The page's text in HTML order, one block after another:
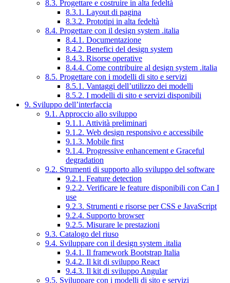
8.3. Progettare e costruire in alta fedeltà
8.3.1. Layout di pagina
8.3.2. Prototipi in alta fedeltà
8.4. Progettare con il design system .italia
8.4.1. Documentazione
8.4.2. Benefici del design system
8.4.3. Risorse operative
8.4.4. Come contribuire al design system .italia
8.5. Progettare con i modelli di sito e servizi
8.5.1. Vantaggi dell’utilizzo dei modelli
8.5.2. I modelli di sito e servizi disponibili
9. Sviluppo dell’interfaccia
9.1. Approccio allo sviluppo
9.1.1. Attività preliminari
9.1.2. Web design responsivo e accessibile
9.1.3. Mobile first
9.1.4. Progressive enhancement e Graceful
degradation
9.2. Strumenti di supporto allo sviluppo del software
9.2.1. Feature detection
9.2.2. Verificare le feature disponibili con Can I
use
9.2.3. Strumenti e risorse per CSS e JavaScript
9.2.4. Supporto browser
9.2.5. Misurare le prestazioni
9.3. Catalogo del riuso
9.4. Sviluppare con il design system .italia
9.4.1. Il framework Bootstrap Italia
9.4.2. Il kit di sviluppo React
9.4.3. Il kit di sviluppo Angular
9.5. Sviluppare con i modelli di sito e servizi